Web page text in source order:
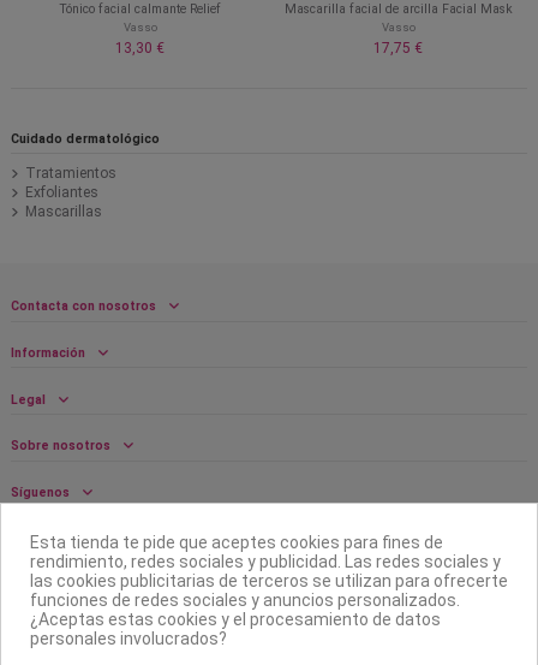
Tónico facial calmante Relief
Vasso
13,30 €
Mascarilla facial de arcilla Facial Mask
Vasso
17,75 €
Cuidado dermatológico
Tratamientos
Exfoliantes
Mascarillas
Contacta con nosotros
Información
Legal
Sobre nosotros
Síguenos
Boletín
Esta tienda te pide que aceptes cookies para fines de
rendimiento, redes sociales y publicidad. Las redes sociales y
las cookies publicitarias de terceros se utilizan para ofrecerte
funciones de redes sociales y anuncios personalizados.
¿Aceptas estas cookies y el procesamiento de datos
personales involucrados?